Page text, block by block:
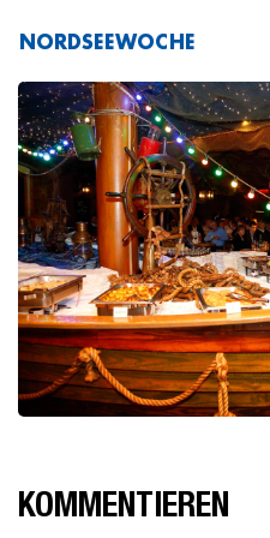
NORDSEEWOCHE
_O3C7945HFranck
KOMMENTIEREN